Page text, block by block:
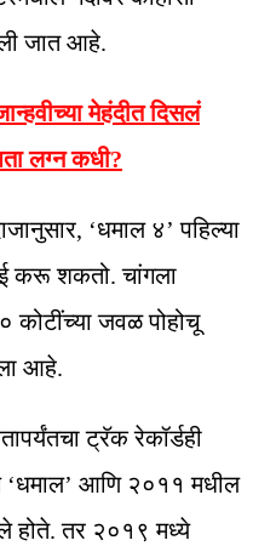
जात आहे.
मेहंदीत दिसलं
लग्न कधी?
‘धमाल ४’ पहिल्या
करू शकतो. चांगला
कोटींच्या जवळ पोहोचू
आहे.
ट्रॅक रेकॉर्डही
‘धमाल’ आणि २०११ मधील
होते. तर २०१९ मध्ये